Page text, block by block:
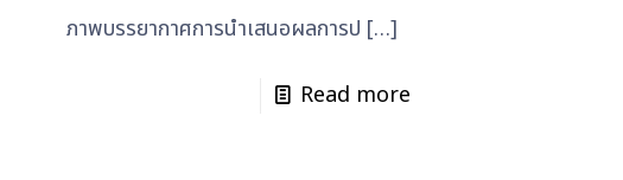
ภาพบรรยากาศการนำเสนอผลการป […]
Read more